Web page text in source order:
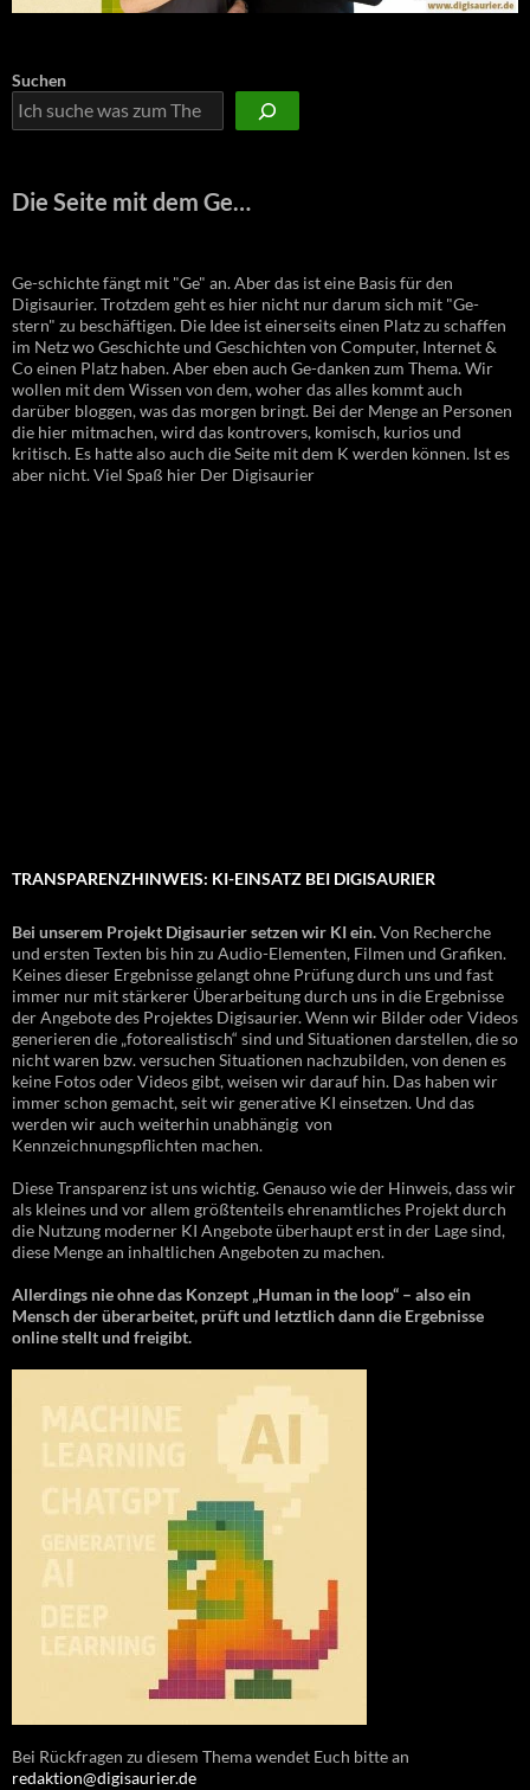
Suchen
Die Seite mit dem Ge…
Ge-schichte fängt mit "Ge" an. Aber das ist eine Basis für den
Digisaurier. Trotzdem geht es hier nicht nur darum sich mit "Ge-
stern" zu beschäftigen. Die Idee ist einerseits einen Platz zu schaffen
im Netz wo Geschichte und Geschichten von Computer, Internet &
Co einen Platz haben. Aber eben auch Ge-danken zum Thema. Wir
wollen mit dem Wissen von dem, woher das alles kommt auch
darüber bloggen, was das morgen bringt. Bei der Menge an Personen
die hier mitmachen, wird das kontrovers, komisch, kurios und
kritisch. Es hatte also auch die Seite mit dem K werden können. Ist es
aber nicht. Viel Spaß hier Der Digisaurier
TRANSPARENZHINWEIS: KI-EINSATZ BEI DIGISAURIER
Bei unserem Projekt Digisaurier setzen wir KI ein.Von Recherche
und ersten Texten bis hin zu Audio-Elementen, Filmen und Grafiken.
Keines dieser Ergebnisse gelangt ohne Prüfung durch uns und fast
immer nur mit stärkerer Überarbeitung durch uns in die Ergebnisse
der Angebote des Projektes Digisaurier. Wenn wir Bilder oder Videos
generieren die „fotorealistisch“ sind und Situationen darstellen, die so
nicht waren bzw. versuchen Situationen nachzubilden, von denen es
keine Fotos oder Videos gibt, weisen wir darauf hin. Das haben wir
immer schon gemacht, seit wir generative KI einsetzen. Und das
werden wir auch weiterhin unabhängig von
Kennzeichnungspflichten machen.
Diese Transparenz ist uns wichtig. Genauso wie der Hinweis, dass wir
als kleines und vor allem größtenteils ehrenamtliches Projekt durch
die Nutzung moderner KI Angebote überhaupt erst in der Lage sind,
diese Menge an inhaltlichen Angeboten zu machen.
Allerdings nie ohne das Konzept „Human in the loop“ – also ein
Mensch der überarbeitet, prüft und letztlich dann die Ergebnisse
online stellt und freigibt.
Bei Rückfragen zu diesem Thema wendet Euch bitte an
redaktion@digisaurier.de